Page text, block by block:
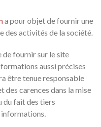
a pour objet de fournir une
des activités de la société.
de fournir sur le site
aussi précises
être tenue responsable
des carences dans la mise
du fait des tiers
informations.